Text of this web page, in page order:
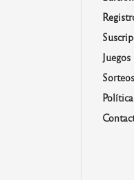
Juegos
Sorteos